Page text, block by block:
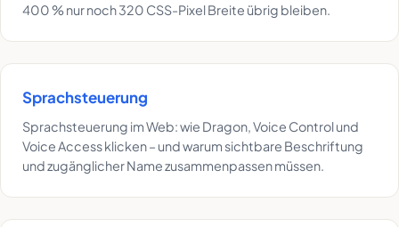
400 % nur noch 320 CSS-Pixel Breite übrig bleiben.
Sprachsteuerung
Sprachsteuerung im Web: wie Dragon, Voice Control und
Voice Access klicken – und warum sichtbare Beschriftung
und zugänglicher Name zusammenpassen müssen.